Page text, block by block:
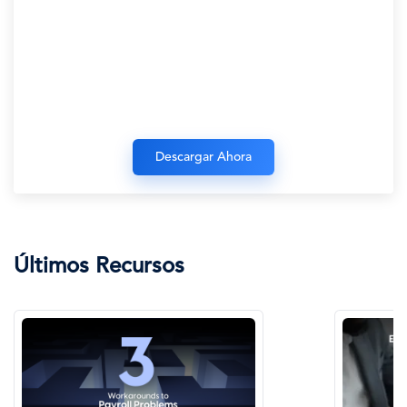
Últimos Recursos